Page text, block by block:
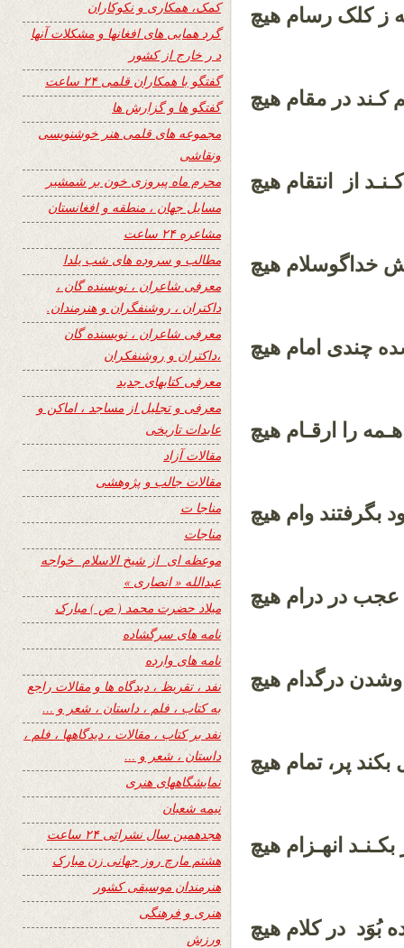
ز کلک رسام هیچ
کـند در مقام هیچ
از انتقام هیچ
خداگوسلام هیچ
چندی امام هیچ
را ارقـام هیچ
بگرفتند وام هیچ
عجب در درام هیچ
درگدام هیچ
پر، تمام هیچ
انهـزام هیچ
بُوَد در کلام هیچ
کمک، همکاری و نکوکاران
گرد همایی های افغانها و مشکلات آنها
د ر خارج از کشور
گفتگو با همکاران قلمی ۲۴ ساعت
گفتگو ها و گزارش ها
مجموعه های قلمی هنر خوشنویسی
ونقاشی
محرم ماه پیروزی خون بر شمشیر
مسایل جهان ، منطقه و افغانستان
مشاعره ۲۴ ساعت
مطالب و سروده های شب یلدا
معرفی شاعران ، نویسنده گان ،
داکتران ، روشنفگران و هنرمندان.
معرفی شاعران ، نویسنده گان
،داکتران و روشنفکران
معرفی کتابهای جدید
معرفی و تجلیل از مساجد ، اماکن و
عابدات تاریخی
مقالات آزاد
مقالات جالب و پژوهشی
مناجا ت
مناجات
موعظه ای از شیخ الاسلام خواجه
عبدالله « انصاری »
میلاد حضرت محمد ( ص ) مبارک
نامه های سرگشاده
نامه های وارده
نفد ، تقریظ ، دیدگاه ها و مقالات راجع
به کتاب ، فلم ، داستان ، شعر و …
نفد بر کتاب ، مقالات ، دیدگاهها ، فلم ،
داستان ، شعر و …
نمایشگاههای هنری
نیمه شعبان
هجدهمین سال نشراتی ۲۴ ساعت
هشتم مارچ روز جهانی زن مبارک
هنرمندان موسیقی کشور
هنری و فرهنگی
ورزش